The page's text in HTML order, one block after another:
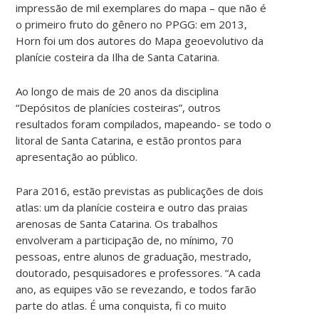
impressão de mil exemplares do mapa – que não é
o primeiro fruto do gênero no PPGG: em 2013,
Horn foi um dos autores do Mapa geoevolutivo da
planície costeira da Ilha de Santa Catarina.
Ao longo de mais de 20 anos da disciplina
“Depósitos de planícies costeiras”, outros
resultados foram compilados, mapeando- se todo o
litoral de Santa Catarina, e estão prontos para
apresentação ao público.
Para 2016, estão previstas as publicações de dois
atlas: um da planície costeira e outro das praias
arenosas de Santa Catarina. Os trabalhos
envolveram a participação de, no mínimo, 70
pessoas, entre alunos de graduação, mestrado,
doutorado, pesquisadores e professores. “A cada
ano, as equipes vão se revezando, e todos farão
parte do atlas. É uma conquista, fi co muito